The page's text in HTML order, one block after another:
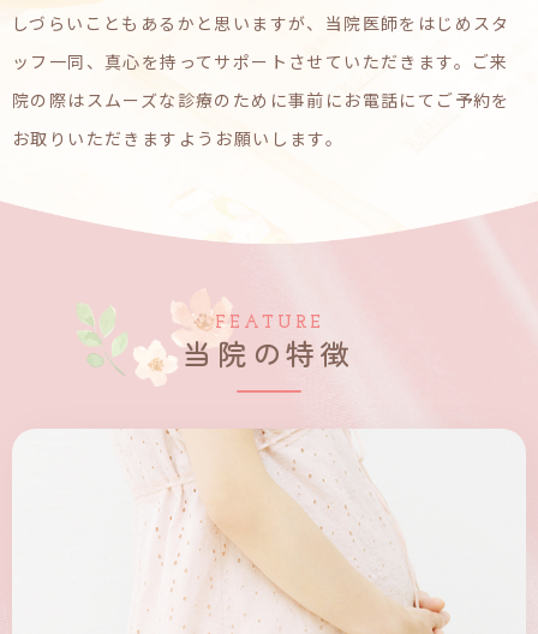
しづらいこともあるかと思いますが、当院医師をはじめスタ
ッフ一同、 真心を持ってサポートさせていただきます。 ご来
院の際はスムーズな診療のために事前にお電話にてご予約を
お取りいただきますようお願いします。
FEATURE
当院の特徴